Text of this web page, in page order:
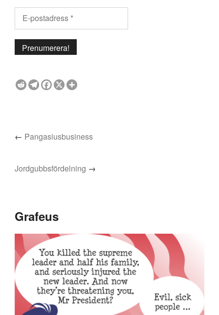
← Pangasiusbusiness
Jordgubbsfördelning →
Grafeus